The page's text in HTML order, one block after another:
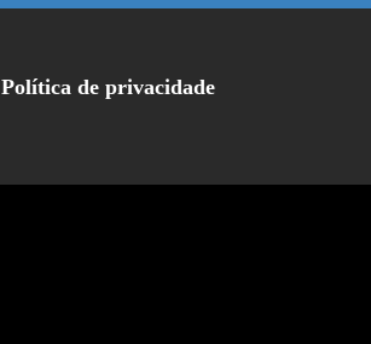
Política de privacidade